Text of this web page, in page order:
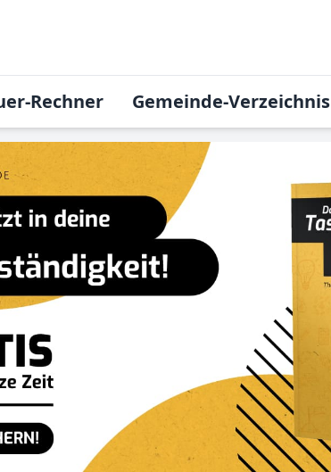
Rechner Gemeinde-Verzeichnis